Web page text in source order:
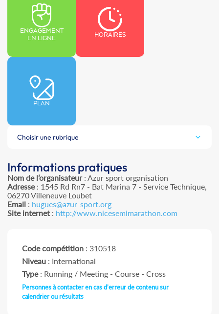
ENGAGEMENT
EN LIGNE
HORAIRES
PLAN
Choisir une rubrique
Informations pratiques
Nom de l’organisateur: Azur sport organisation
Adresse: 1545 Rd Rn7 - Bat Marina 7 - Service Technique,
06270 Villeneuve Loubet
Email : hugues@azur-sport.org
Site internet : http://www.nicesemimarathon.com
Code compétition : 310518
Niveau : International
Type: Running / Meeting - Course - Cross
Personnes à contacter en cas d'erreur de contenu sur
calendrier ou résultats